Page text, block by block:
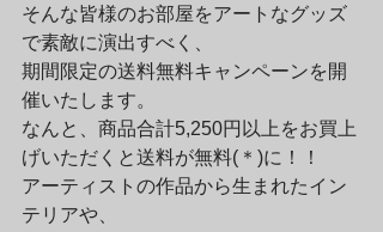
そんな皆様のお部屋をアートなグッズ
で素敵に演出すべく、
期間限定の送料無料キャンペーンを開
催いたします。
なんと、商品合計5,250円以上をお買上
げいただくと送料が無料(＊)に！！
アーティストの作品から生まれたイン
テリアや、